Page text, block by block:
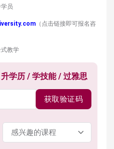
员
（点击链接即可报名咨
教学
学历 / 学技能 / 过雅思
获取验证码